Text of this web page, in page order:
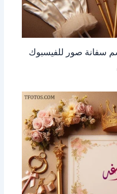
سفانة صور للفيسبوك